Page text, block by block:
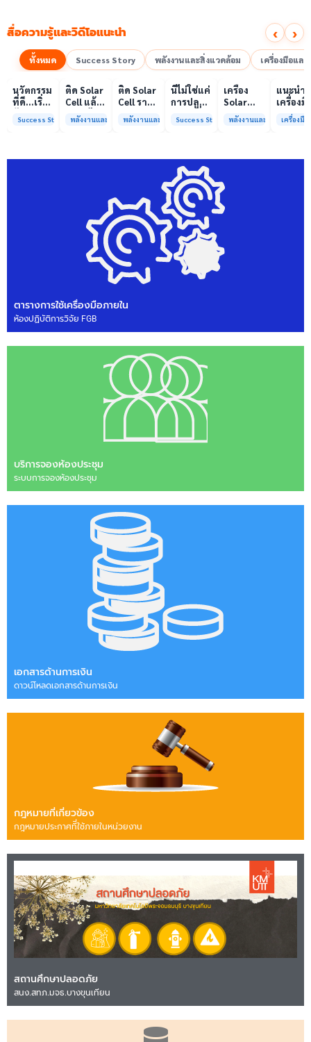
สื่อความรู้และวิดีโอแนะนำ ‹ ›
ทั้งหมด Success Story พลังงานและสิ่งแวดล้อม เครื่องมือแล
00:10
นวัตกรรม
ที่ดี…เริ่ม
ความร่วม
Success Story
00:10
ติด Solar
Cell แล้ว
ลดค่าไฟ
ได้จริง
พลังงานและสิ่งแวดล้อม
00:08
ติด Solar
Cell ราคา
แพง แต่
ค่าไฟ
พลังงานและสิ่งแวดล้อม
เล่นวิดีโอ
นี่ไม่ใช่แค่
การปลูก
คือการ
ให้ป่า
ต้นน้ำและ
ชุมชน
Success Story
เครื่อง
Solar
Simulator
มาตรฐาน
รับรอง
ISO/IEC17025
บริการ
พลังงานและสิ่งแวดล้อม
เล่
01:00
แนะนำ
เครื่องมื
วิเคราะ
ทดสอบ
การกลา
เครื่องมื
ตารางการใช้เครื่องมือภายใน
ห้องปฏิบัติการวิจัย FGB
บริการจองห้องประชุม
ระบบการจองห้องประชุม
เอกสารด้านการเงิน
ดาวน์โหลดเอกสารด้านการเงิน
กฎหมายที่เกี่ยวข้อง
กฎหมายประกาศทีี่ใช้ภายในหน่วยงาน
สถานศึกษาปลอดภัย
สนง.สทภ.มจธ.บางขุนเทียน